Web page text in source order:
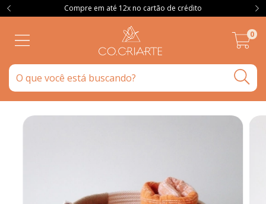
Compre em até 12x no cartão de crédito
0